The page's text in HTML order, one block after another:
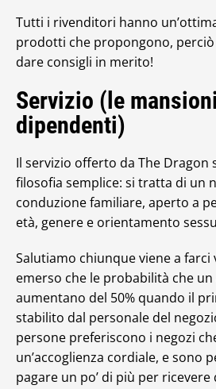
Tutti i rivenditori hanno
prodotti che propongono,
dare consigli in merito!
Servizio (le
dipendenti)
Il servizio offerto da The Dragon
filosofia semplice: si tratta di un
conduzione familiare, aperto a
età, genere e orientamento
Salutiamo chiunque viene a farci
emerso che le probabilità che
aumentano del 50% quando il
stabilito dal personale del
persone preferiscono i negozi
un’accoglienza cordiale, e sono
pagare un po’ di più per